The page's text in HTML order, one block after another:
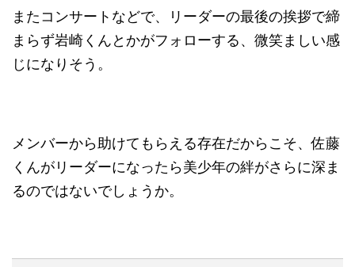
またコンサートなどで、リーダーの最後の挨拶で締
まらず岩崎くんとかがフォローする、微笑ましい感
じになりそう 。
メンバーから助けてもらえる存在だからこそ、佐藤
くんがリーダーになったら美少年の絆がさらに深ま
るのではないでしょうか。